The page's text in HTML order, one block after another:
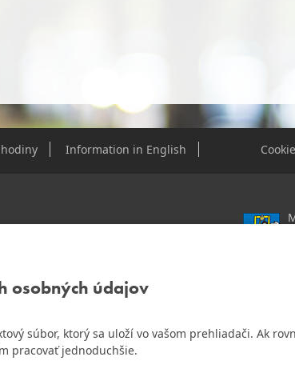
osobných údajov
súbor, ktorý sa uloží vo vašom prehliadači. Ak
pracovať jednoduchšie.
Information in English
stránku samospráv za
IČ DPH: